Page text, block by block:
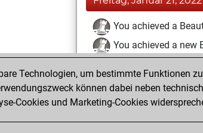
You achieved a
You achieved a new
You played 1 blitz
You scored +0 =0 -1
Technologien, um bestimmte Funktionen
können dabei neben
Cookies und Marketing-Cookies